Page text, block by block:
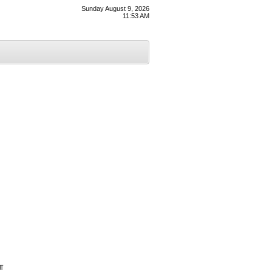
Sunday August 9, 2026
11:53 AM